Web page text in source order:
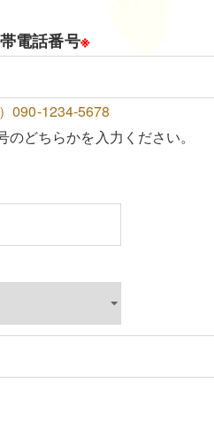
電話番号※
090-1234-5678
どちらかを入力ください。